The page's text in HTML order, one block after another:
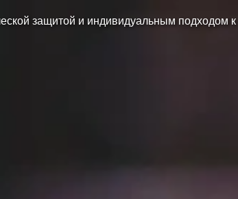
защитой и индивидуальным подходом к